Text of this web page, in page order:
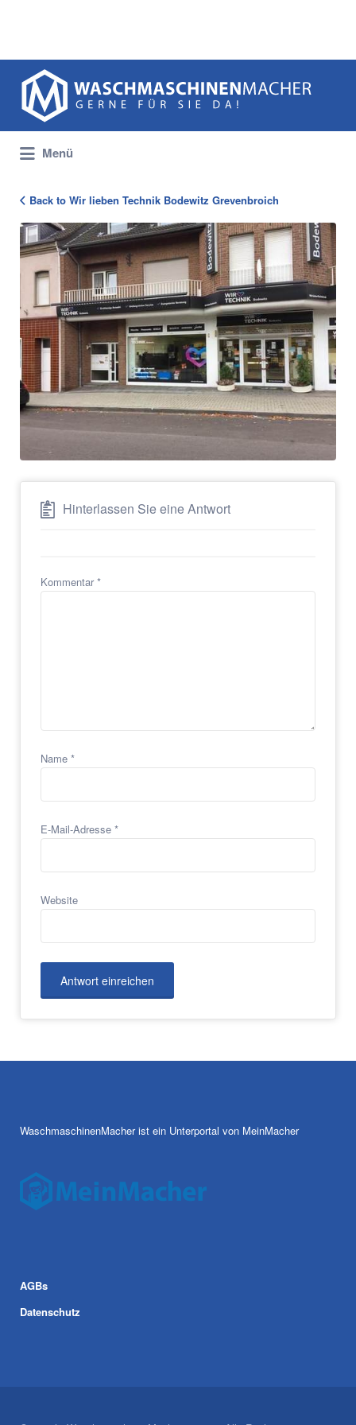
Suchen
nach:
Menü
107724_Bodewitz_Ladenansicht
Back to Wir lieben Technik Bodewitz Grevenbroich
Hinterlassen Sie eine Antwort
Kommentar*
Name *
E-Mail-Adresse *
Website
WaschmaschinenMacher ist ein Unterportal von MeinMacher
AGBs
Datenschutz